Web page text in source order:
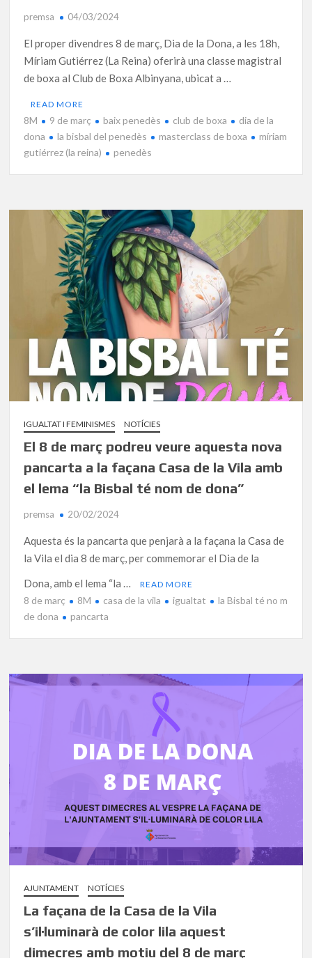
premsa 04/03/2024
El proper divendres 8 de març, Dia de la Dona, a les 18h,
Míriam Gutiérrez (La Reina) oferirà una classe magistral
de boxa al Club de Boxa Albinyana, ubicat a …
READ MORE
8M 9 de març baix penedès club de boxa
dia de la
dona
la bisbal del penedès masterclass de boxa
míriam
gutiérrez (la reina)
penedès
IGUALTAT I FEMINISMES NOTÍCIES
El 8 de març podreu veure aquesta nova
pancarta a la façana Casa de la Vila amb
el lema “la Bisbal té nom de dona”
premsa 20/02/2024
Aquesta és la pancarta que penjarà a la façana la Casa de
la Vila el dia 8 de març, per commemorar el Dia de la
Dona, amb el lema “la …
READ MORE
8 de març 8M casa de la vila igualtat
la Bisbal té no m
de dona
pancarta
AJUNTAMENT NOTÍCIES
La façana de la Casa de la Vila
s’il·luminarà de color lila aquest
dimecres amb motiu del 8 de març